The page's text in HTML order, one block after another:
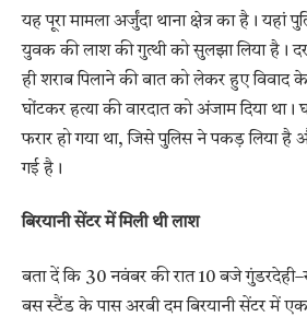
यह पूरा मामला अर्जुंदा थाना क्षेत्र का है। यहां
युवक की लाश की गुत्थी को सुलझा लिया है।
ही शराब पिलाने की बात को लेकर हुए विवाद
घोंटकर हत्या की वारदात को अंजाम दिया
फरार हो गया था, जिसे पुलिस ने पकड़ लिया है
गई है।
बिरयानी सेंटर में मिली थी लाश
बता दें कि 30 नवंबर की रात 10 बजे
बस स्टैंड के पास अरबी दम बिरयानी सेंटर में